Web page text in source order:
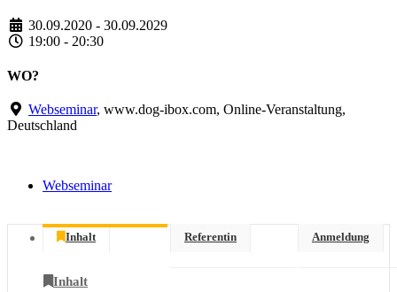
30.09.2020 - 30.09.2029
19:00 - 20:30
WO?
Webseminar, www.dog-ibox.com, Online-Veranstaltung,
Deutschland
Webseminar
Inhalt Referentin Anmeldung
Inhalt